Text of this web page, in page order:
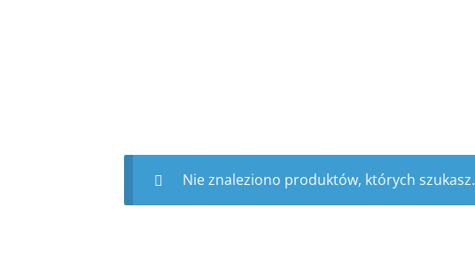
Nie znaleziono produktów, których szukasz.